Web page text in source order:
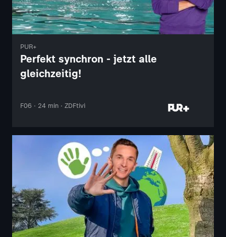
PUR+
Perfekt synchron - jetzt alle
gleichzeitig!
F06 · 24 min · ZDFtivi